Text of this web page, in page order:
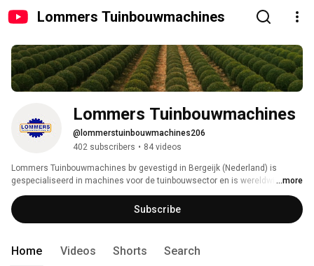
Lommers Tuinbouwmachines
Lommers Tuinbouwmachines
@lommerstuinbouwmachines206
402 subscribers • 84 videos
Lommers Tuinbouwmachines bv gevestigd in Bergeijk (Nederland) is
gespecialiseerd in machines voor de tuinbouwsector en is wereldwijd
actief.
...more
Subscribe
Home Videos Shorts Search